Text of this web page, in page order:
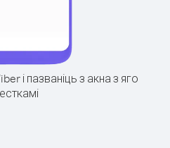
і пазваніць з акна з яго